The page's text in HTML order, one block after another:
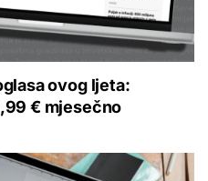
ovog ljeta:
€ mjesečno